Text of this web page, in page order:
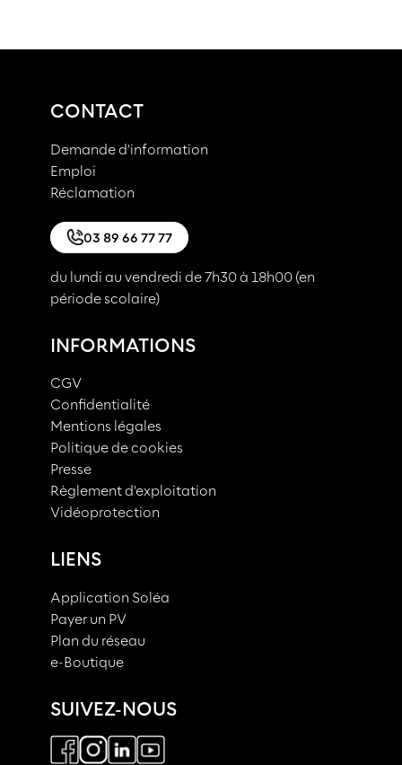
CONTACT
Demande d'information
Emploi
Réclamation
03 89 66 77 77
du lundi au vendredi de 7h30 à 18h00 (en
période scolaire)
INFORMATIONS
CGV
Confidentialité
Mentions légales
Politique de cookies
Presse
Règlement d'exploitation
Vidéoprotection
LIENS
Application Soléa
Payer un PV
Plan du réseau
e-Boutique
SUIVEZ-NOUS